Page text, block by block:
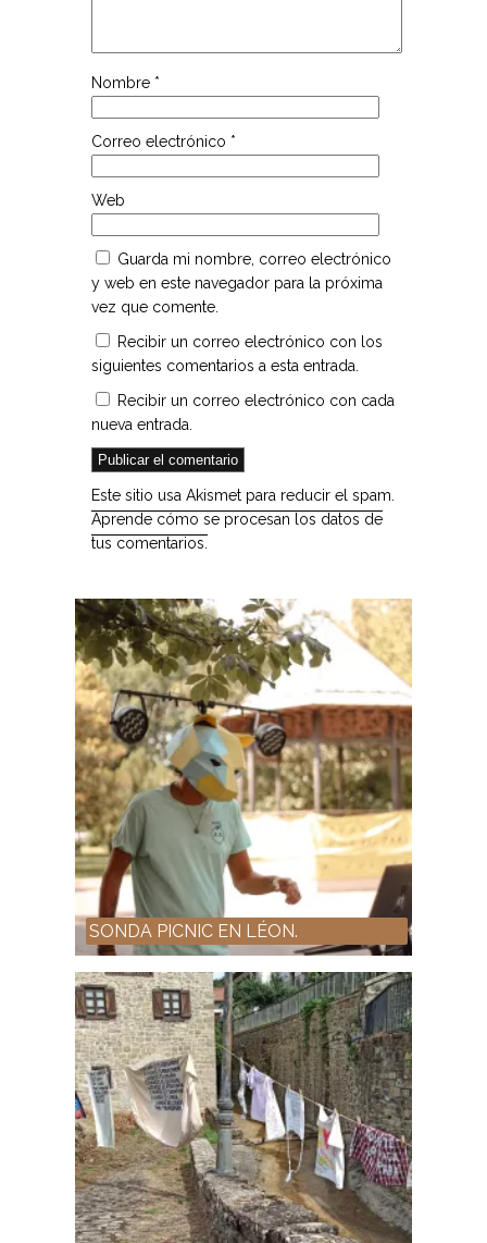
Nombre *
Correo electrónico *
Web
Guarda mi nombre, correo electrónico
y web en este navegador para la próxima
vez que comente.
Recibir un correo electrónico con los
siguientes comentarios a esta entrada.
Recibir un correo electrónico con cada
nueva entrada.
Este sitio usa Akismet para reducir el spam.
Aprende cómo se procesan los datos de
tus comentarios.
SONDA PICNIC EN LÉON.